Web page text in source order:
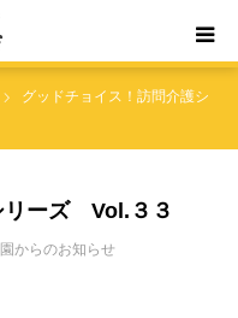
グッドチョイス！訪問介護シ
リーズ Vol.３３
からのお知らせ